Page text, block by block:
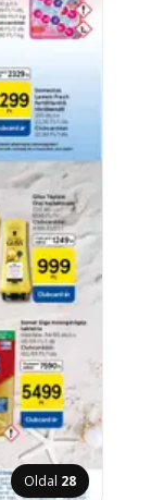
Oldal 28